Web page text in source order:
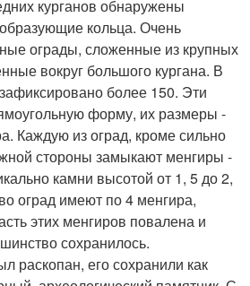
курганов обнаружены
кольца. Очень
ограды, сложенные из крупных
вокруг большого кургана. В
более 150. Эти
форму, их размеры -
Каждую из оград, кроме сильно
стороны замыкают менгиры -
камни высотой от 1, 5 до 2,
оград имеют по 4 менгира,
этих менгиров повалена и
сохранилось.
раскопан, его сохранили как